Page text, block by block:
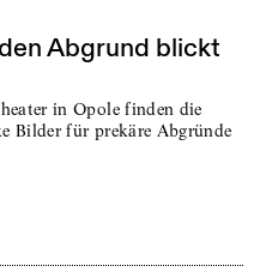
Abgrund blickt
in Opole finden die
Bilder für prekäre Abgründe